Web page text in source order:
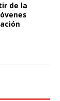
de la